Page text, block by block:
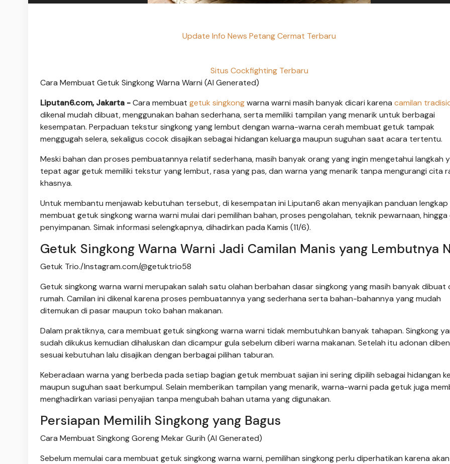
Update Info News Petang Cermat Terbaru
Situs Cockfighting Terbaru
Cara Membuat Getuk Singkong Warna Warni (AI Generated)
Liputan6.com, Jakarta -Cara membuat getuk singkongwarna warni masih banyak dicari karena camilan
dikenal mudah dibuat, menggunakan bahan sederhana, serta memiliki tampilan yang menarik untuk berbagai
kesempatan. Perpaduan tekstur singkong yang lembut dengan warna-warna cerah membuat getuk tampak
menggugah selera, sekaligus cocok disajikan sebagai hidangan keluarga maupun suguhan saat acara tertentu.
Meski bahan dan proses pembuatannya relatif sederhana, masih banyak orang yang ingin mengetahui langkah
tepat agar getuk memiliki tekstur yang lembut, rasa yang pas, dan warna yang menarik tanpa mengurangi cita
khasnya.
Untuk membantu menjawab kebutuhan tersebut, di kesempatan ini Liputan6 akan menyajikan panduan lengkap
membuat getuk singkong warna warni mulai dari pemilihan bahan, proses pengolahan, teknik pewarnaan, hingga
penyimpanan. Simak informasi selengkapnya, dihadirkan pada Kamis (11/6).
Getuk Singkong Warna Warni Jadi Camilan Manis yang Lembutnya
Getuk Trio./Instagram.com/@getuktrio58
Getuk singkong warna warni merupakan salah satu olahan berbahan dasar singkong yang masih banyak dibuat
rumah. Camilan ini dikenal karena proses pembuatannya yang sederhana serta bahan-bahannya yang mudah
ditemukan di pasar maupun toko bahan makanan.
Dalam praktiknya, cara membuat getuk singkong warna warni tidak membutuhkan banyak tahapan. Singkong
sudah dikukus kemudian dihaluskan dan dicampur gula sebelum diberi warna makanan. Setelah itu adonan
sesuai kebutuhan lalu disajikan dengan berbagai pilihan taburan.
Keberadaan warna yang berbeda pada setiap bagian getuk membuat sajian ini sering dipilih sebagai hidangan
maupun suguhan saat berkumpul. Selain memberikan tampilan yang menarik, warna-warni pada getuk juga
menghadirkan variasi penyajian tanpa mengubah bahan utama yang digunakan.
Persiapan Memilih Singkong yang Bagus
Cara Membuat Singkong Goreng Mekar Gurih (AI Generated)
Sebelum memulai cara membuat getuk singkong warna warni, pemilihan singkong perlu diperhatikan karena akan